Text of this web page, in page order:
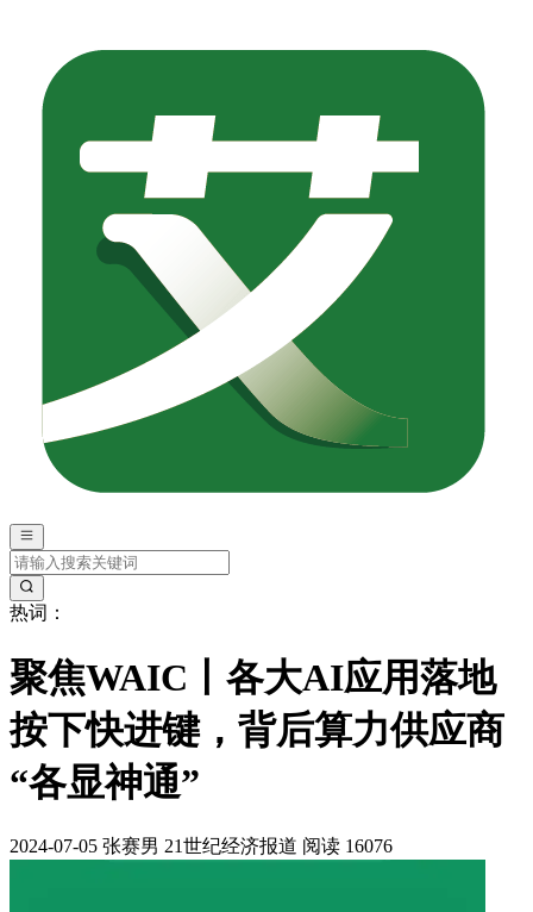
热词：
聚焦WAIC丨各大AI应用落地
按下快进键，背后算力供应商
“各显神通”
2024-07-05 张赛男 21世纪经济报道 阅读 16076